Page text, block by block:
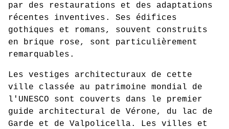
par des restaurations et des adaptations
récentes inventives. Ses édifices
gothiques et romans, souvent construits
en brique rose, sont particulièrement
remarquables.
Les vestiges architecturaux de cette
ville classée au patrimoine mondial de
l'UNESCO sont couverts dans le premier
guide architectural de Vérone, du lac de
Garde et de Valpolicella. Les villes et